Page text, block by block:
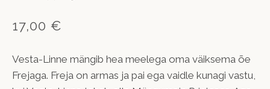
17,00 €
Vesta-Linne mängib hea meelega oma väiksema õe
Frejaga. Freja on armas ja pai ega vaidle kunagi vastu,